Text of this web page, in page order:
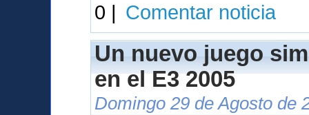
0 | Comentar noticia
Un nuevo juego
en el E3 2005
Domingo 29 de Agosto de